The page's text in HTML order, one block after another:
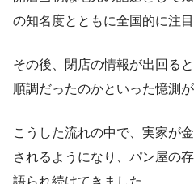
の知名度とともに全国的に注
その後、閉店の情報が出回る
順調だったのかといった憶測が
こうした流れの中で、実家が
されるようになり、パン屋の
語られ続けてきました。